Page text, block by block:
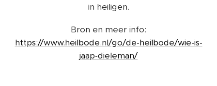
in heiligen.
Bron en meer info:
https://www.heilbode.nl/go/de-heilbode/wie-is-
jaap-dieleman/